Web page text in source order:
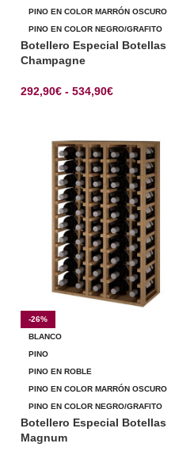
PINO EN COLOR MARRÓN OSCURO
PINO EN COLOR NEGRO/GRAFITO
Botellero Especial Botellas
Champagne
292,90€ - 534,90€
-26%
BLANCO
PINO
PINO EN ROBLE
PINO EN COLOR MARRÓN OSCURO
PINO EN COLOR NEGRO/GRAFITO
Botellero Especial Botellas
Magnum